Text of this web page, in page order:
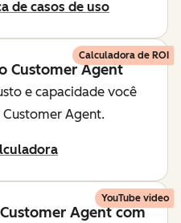
de casos de uso
Calculadora de ROI
Customer Agent
e capacidade você
Agent.
YouTube video
Agent com